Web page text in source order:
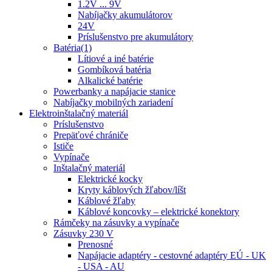
1.2V ... 9V
Nabíjačky akumulátorov
24V
Príslušenstvo pre akumulátory
Batéria(1)
Lítiové a iné batérie
Gombíková batéria
Alkalické batérie
Powerbanky a napájacie stanice
Nabíjačky mobilných zariadení
Elektroinštalačný materiál
Príslušenstvo
Prepäťové chrániče
Ističe
Vypínače
Inštalačný materiál
Elektrické kocky
Kryty káblových žľabov/líšt
Káblové žľaby
Káblové koncovky – elektrické konektory
Rámčeky na zásuvky a vypínače
Zásuvky 230 V
Prenosné
Napájacie adaptéry - cestovné adaptéry EÚ - UK
- USA - AU